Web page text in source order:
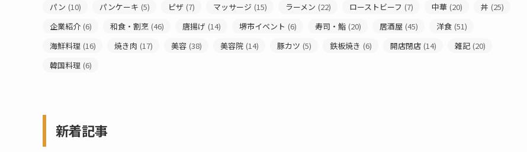
パン (10) パンケーキ (5) ピザ (7) マッサージ (15) ラーメン (22) ローストビーフ (7) 中華 (20) 丼 (25)
企業紹介 (6) 和食・割烹 (46) 唐揚げ (14) 堺市イベント (6) 寿司・鮨 (20) 居酒屋 (45) 洋食 (51)
海鮮料理 (16) 焼き肉 (17) 美容 (38) 美容院 (14) 豚カツ (5) 鉄板焼き (6) 開店閉店 (14) 雑記 (20)
韓国料理 (6)
新着記事